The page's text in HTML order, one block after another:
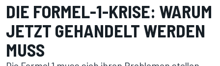
DIE FORMEL-1-KRISE: WARUM
JETZT GEHANDELT WERDEN
MUSS